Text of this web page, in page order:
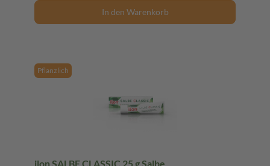
In den Warenkorb
Pflanzlich
ilon SALBE CLASSIC 25 g Salbe